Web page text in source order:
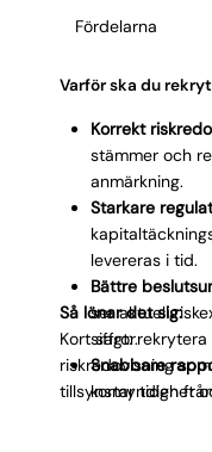
tillsynsmyndighet.
värdering och att
Fördelarna
Varför ska du
Korrekt
stämmer och
anmärkning.
Starkare
levereras i tid.
Bättre
ser aktuell
siffror.
Snabbare
kortar tiden
Så lönar det sig:
Kort sagt:
riskredovisning
tillsynsmyndighet